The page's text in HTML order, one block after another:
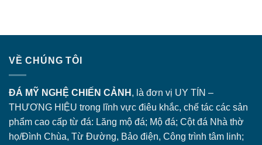
VỀ CHÚNG TÔI
ĐÁ MỸ NGHỆ CHIẾN CẢNH , là đơn vị UY TÍN –
THƯƠNG HIỆU trong lĩnh vực điêu khắc, chế tác các sản
phẩm cao cấp từ đá: Lăng mộ đá; Mộ đá; Cột đá Nhà thờ
họ/Đình Chùa, Từ Đường, Bảo điện, Công trình tâm linh;